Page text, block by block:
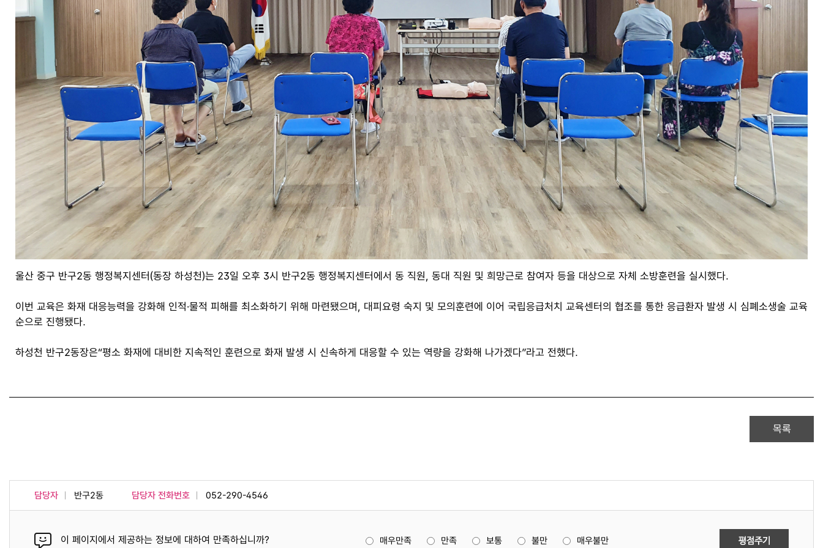
울산 중구 반구2동 행정복지센터(동장 하성천)는 23일 오후 3시 반구2동 행정복지센터에서 동 직원, 동대 직원 및 희망근로 참여자 등을 대상으로 자체 소방훈련을 실시했다.
이번 교육은 화재 대응능력을 강화해 인적·물적 피해를 최소화하기 위해 마련됐으며, 대피요령 숙지 및 모의훈련에 이어 국립응급처치 교육센터의 협조를 통한 응급환자 발생 시 심폐소생술 교육
순으로 진행됐다.
하성천 반구2동장은“평소 화재에 대비한 지속적인 훈련으로 화재 발생 시 신속하게 대응할 수 있는 역량을 강화해 나가겠다”라고 전했다.
목록
담당자 반구2동 담당자 전화번호 052-290-4546
이 페이지에서 제공하는 정보에 대하여 만족하십니까? 매우만족 만족 보통 불만 매우불만